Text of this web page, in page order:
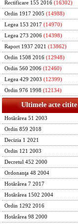
Rectificare 155 2016 (16302)
Ordin 1917 2005 (14988)
Legea 153 2017 (14970)
Legea 273 2006 (14398)
Raport 1937 2021 (13862)
Ordin 1508 2016 (12948)
Ordin 560 2006 (12460)
Legea 429 2003 (12399)
Ordin 976 1998 (12134)
Ultimele acte citite
Hotărârea 51 2003
Ordin 859 2018
Decizia 1 2021
Ordin 121 2003
Decretul 452 2000
Ordonanţa 48 2004
Hotărârea 7 2017
Hotărârea 1502 2004
Ordin 1292 2016
Hotărârea 98 2000